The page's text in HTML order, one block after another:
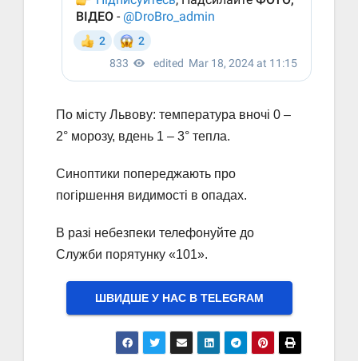
По місту Львову: температура вночі 0 –
2° морозу, вдень 1 – 3° тепла.
Синоптики попереджають про
погіршення видимості в опадах.
В разі небезпеки телефонуйте до
Служби порятунку «101».
ШВИДШЕ У НАС В ТELEGRAM